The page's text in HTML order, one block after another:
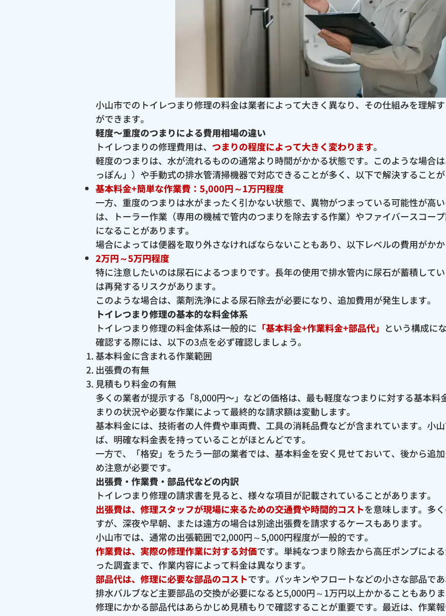
小山市でのトイレつまり修理の料金は業者によって大きく異なり、その仕組みを理解
ができます。
軽度〜重度のつまりによる費用相場の違い
トイレつまりの修理費用は、 つまりの程度によって大きく変わります。
軽度のつまりは、水が流れるものの通常より時間がかかる状態です。このような場合
っぽん」）や手動式の排水管清掃機器で対応できることが多く、以下で解決すること
基本料金+簡単な作業費：5,000円～1万円程度
一方、重度のつまりは水がまったく引かない状態で、異物がつまっている可能性が高
は、トーラー作業（専用の機械で管内のつまりを除去する作業）やファイバースコー
になることがあります。
場合によっては便器を取り外さなければならないこともあり、以下レベルの費用がか
2万円～5万円程度
特に注意したいのは尿石によるつまりです。長年の使用で排水管内に尿石が蓄積して
は再発するリスクがあります。
このような場合は、薬剤洗浄による尿石除去が必要になり、追加費用が発生します。
トイレつまり修理の基本的な料金体系
トイレつまり修理の料金体系は一般的に 「基本料金+作業料金+部品代」 という構成に
確認する際には、以下の3点を必ず確認しましょう。
基本料金に含まれる作業範囲
出張費の有無
見積もり料金の有無
多くの業者が提示する「8,000円〜」などの価格は、最も軽度なつまりに対する基本料
まりの状況や必要な作業によって最終的な請求額は変動します。
基本料金には、技術者の人件費や車両費、工具の消耗品費などが含まれています。小
ば、明確な料金表を持っていることがほとんどです。
一方で、「格安」をうたう一部の業者では、基本料金を安く見せておいて、後から追
め注意が必要です。
出張費・作業費・部品代などの内訳
トイレつまり修理の請求書を見ると、様々な項目が記載されていることがあります。
出張費は、修理スタッフが現場に来るための交通費や時間的コストを意味します。多
すが、深夜や早朝、または遠方の場合は別途出張費を請求するケースもあります。
小山市では、通常の出張範囲で2,000円～5,000円程度が一般的です。
作業費は、実際の修理作業に対する対価です。単純なつまり除去から高圧ポンプによ
った調査まで、作業内容によって料金は異なります。
部品代は、修理に必要な部品のコストです。パッキンやフロートなどの小さな部品で
排水バルブなど主要部品の交換が必要になると5,000円～1万円以上かかることもあり
修理にかかる部品代はあらかじめ見積もりで確認することが重要です。最近は、作業